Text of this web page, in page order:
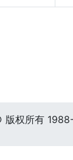
版权所有